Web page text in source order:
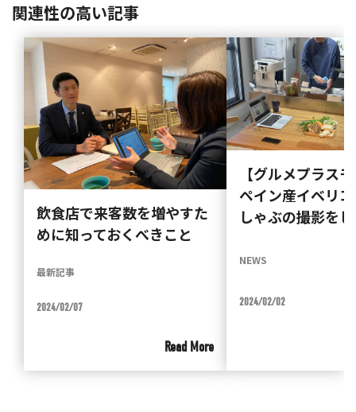
関連性の高い記事
飲食店で来客数を増やすた
めに知っておくべきこと
最新記事
2024/02/07
Read More
【グルメプラス
ペイン産イベリ
しゃぶの撮影を
NEWS
2024/02/02